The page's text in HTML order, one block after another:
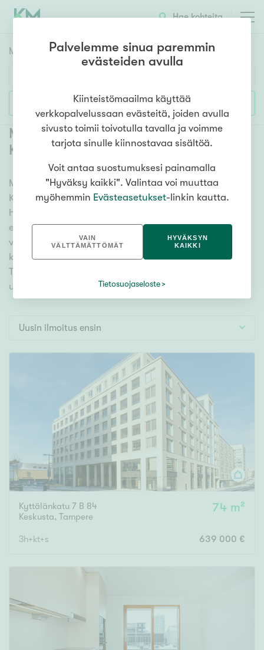
Hae kohteita
Myyntikohteet
Huoneluku
1h 2h 3h 4h 5h+
Asuntotyyppi
Kerros-/luhtitalo
Rivitalo/paritalo
Omakoti-/erillistalo
Maa- tai metsätila
Vapaa-ajan asunto
Autotalli
000 000 €
Pinta-ala
Asuinpinta-ala Kokonaispinta-ala
Lisää hakuehtoja
Myytävät uudiskohteet Tampere
Keskusta (42)
Meiltä löydät myytävät uudiskohteet Tampere
Keskusta, kun kaipaat muuttovalmista asuntoa ja
helppoa asumista vuosiksi. Lukuisat vaihtoehdot ja
erittäin kattava kiinteistönvälittäjien verkosto
varmistavat, että löydämme sinulle unelmien uuden
kodin. Katso alta kaikki myytävät uudiskohteet
Tampere Keskusta ja valitse mieleisesi. Meiltä löydät
unelmiesi uudisasunnon!
Uusin ilmoitus ensin
Kyttälänkatu 7 B 84
Keskusta, Tampere
74 m²
3h+kt+s 639 000 €
Palvelemme sinua paremmin
evästeiden avulla
Kiinteistömaailma käyttää
verkkopalvelussaan evästeitä, joiden avulla
sivusto toimii toivotulla tavalla ja voimme
tarjota sinulle kiinnostavaa sisältöä.
Voit antaa suostumuksesi painamalla
"Hyväksy kaikki". Valintaa voi muuttaa
myöhemmin Evästeasetukset-linkin kautta.
VAIN
VÄLTTÄMÄTTÖMÄT
HYVÄKSYN
KAIKKI
Tietosuojaseloste